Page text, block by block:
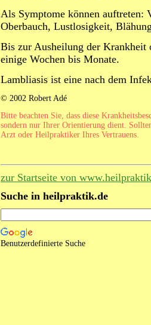
Als Symptome können auftreten:
Oberbauch, Lustlosigkeit,
Bis zur Ausheilung der Krankheit
einige Wochen bis Monate.
Lambliasis ist eine nach dem
© 2002 Robert Adé
Bitte beachten Sie, dass diese
sondern nur Ihrer Orientierung dient.
Arzt oder Heilpraktiker Ihres Vertrauens.
zur Startseite von
Suche in heilpraktik.de
Benutzerdefinierte Suche